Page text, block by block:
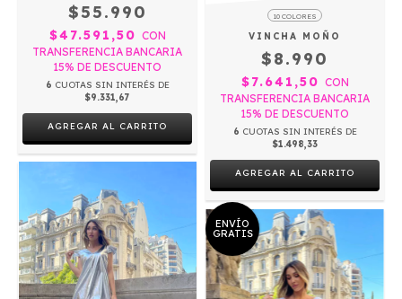
$55.990
$47.591,50 CON
TRANSFERENCIA BANCARIA
15% DE DESCUENTO
6 CUOTAS SIN INTERÉS DE
$9.331,67
AGREGAR AL CARRITO
10 COLORES
VINCHA MOÑO
$8.990
$7.641,50 CON
TRANSFERENCIA BANCARIA
15% DE DESCUENTO
6 CUOTAS SIN INTERÉS DE
$1.498,33
AGREGAR AL CARRITO
ENVÍO
GRATIS